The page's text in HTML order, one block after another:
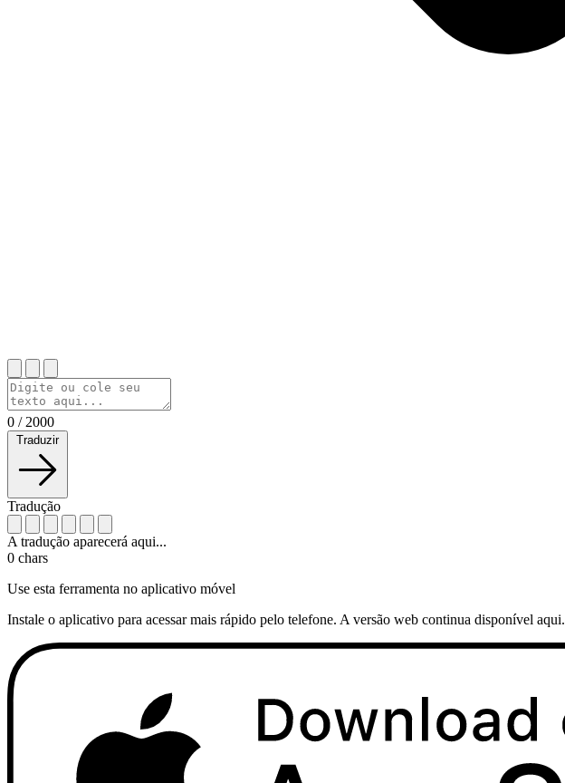
0 / 2000
Traduzir
Tradução
A tradução aparecerá aqui...
0 chars
Use esta ferramenta no aplicativo móvel
Instale o aplicativo para acessar mais rápido pelo telefone. A versão web continua disponível aqui.